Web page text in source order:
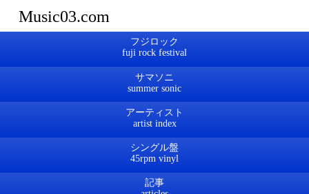
Music03.com
フジロック
サマソニ
アーティスト
シングル盤
記事